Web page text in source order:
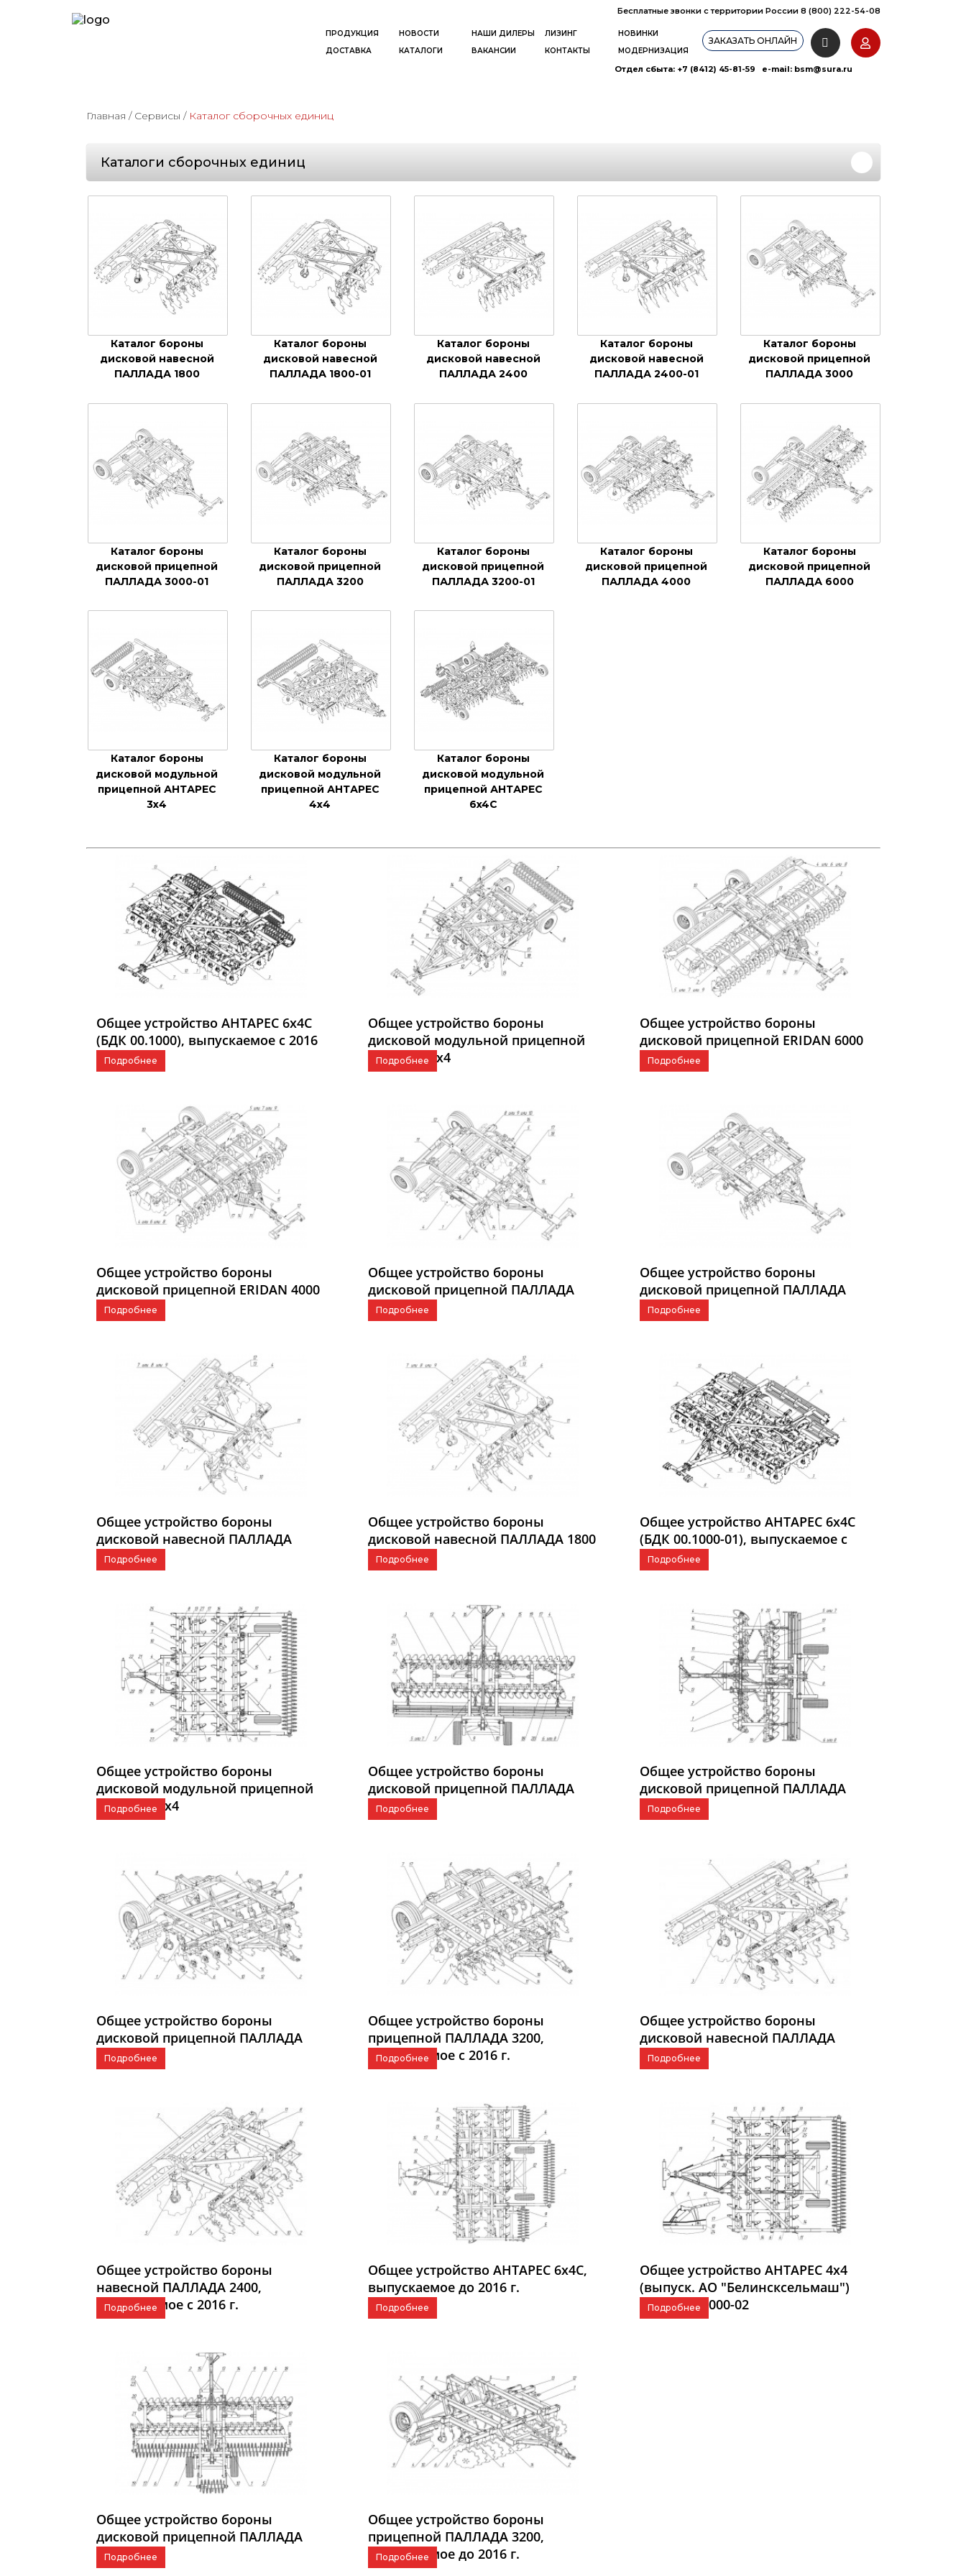
Бесплатные звонки с территории России 8 (800) 222-54-08
ПРОДУКЦИЯ НОВОСТИ НАШИ ДИЛЕРЫ ЛИЗИНГ
НОВИНКИ
ДОСТАВКА
КАТАЛОГИ ВАКАНСИИ КОНТАКТЫ МОДЕРНИЗАЦИЯ
ЗАКАЗАТЬ ОНЛАЙН
Отдел сбыта: +7 (8412) 45-81-59 e-mail: bsm@sura.ru
Главная / Сервисы / Каталог сборочных единиц
Каталоги сборочных единиц
Каталог бороны
дисковой навесной
ПАЛЛАДА 1800
Каталог бороны
дисковой навесной
ПАЛЛАДА 1800-01
Каталог бороны
дисковой навесной
ПАЛЛАДА 2400
Каталог бороны
дисковой навесной
ПАЛЛАДА 2400-01
Каталог бороны
дисковой прицепной
ПАЛЛАДА 3000
Каталог бороны
дисковой прицепной
ПАЛЛАДА 3000-01
Каталог бороны
дисковой прицепной
ПАЛЛАДА 3200
Каталог бороны
дисковой прицепной
ПАЛЛАДА 3200-01
Каталог бороны
дисковой прицепной
ПАЛЛАДА 4000
Каталог бороны
дисковой прицепной
ПАЛЛАДА 6000
Каталог бороны
дисковой модульной
прицепной АНТАРЕС
3х4
Каталог бороны
дисковой модульной
прицепной АНТАРЕС
4х4
Каталог бороны
дисковой модульной
прицепной АНТАРЕС
6x4C
Общее устройство АНТАРЕС 6x4C
(БДК 00.1000), выпускаемое с 2016
г.Подробнее
Общее устройство бороны
дисковой модульной прицепной
АНТАРЕС 3x4
Подробнее
Общее устройство бороны
дисковой прицепной ERIDAN 6000
Подробнее
Общее устройство бороны
дисковой прицепной ERIDAN 4000
Подробнее
Общее устройство бороны
дисковой прицепной ПАЛЛАДА
3000-01
Подробнее
Общее устройство бороны
дисковой прицепной ПАЛЛАДА
3000
Подробнее
Общее устройство бороны
дисковой навесной ПАЛЛАДА
1800-01
Подробнее
Общее устройство бороны
дисковой навесной ПАЛЛАДА 1800
Подробнее
Общее устройство АНТАРЕС 6x4C
(БДК 00.1000-01), выпускаемое с
2016 г.
Подробнее
Общее устройство бороны
дисковой модульной прицепной
АНТАРЕС 4x4
Подробнее
Общее устройство бороны
дисковой прицепной ПАЛЛАДА
6000
Подробнее
Общее устройство бороны
дисковой прицепной ПАЛЛАДА
4000
Подробнее
Общее устройство бороны
дисковой прицепной ПАЛЛАДА
3200-01
Подробнее
Общее устройство бороны
прицепной ПАЛЛАДА 3200,
выпускаемое с 2016 г.
Подробнее
Общее устройство бороны
дисковой навесной ПАЛЛАДА
2400-01
Подробнее
Общее устройство бороны
навесной ПАЛЛАДА 2400,
выпускаемое c 2016 г.
Подробнее
Общее устройство АНТАРЕС 6x4C,
выпускаемое до 2016 г.
Подробнее
Общее устройство АНТАРЕС 4x4
(выпуск. АО "Белинсксельмаш")
БДМ 00.00.000-02
Подробнее
Общее устройство бороны
дисковой прицепной ПАЛЛАДА
6000-01
Подробнее
Общее устройство бороны
прицепной ПАЛЛАДА 3200,
выпускаемое до 2016 г.
Подробнее